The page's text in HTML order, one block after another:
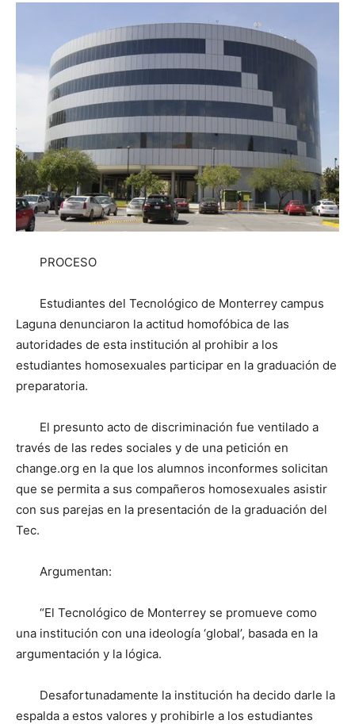
PROCESO
Estudiantes del Tecnológico de Monterrey campus
Laguna denunciaron la actitud homofóbica de las
autoridades de esta institución al prohibir a los
estudiantes homosexuales participar en la graduación de
preparatoria.
El presunto acto de discriminación fue ventilado a
través de las redes sociales y de una petición en
change.org en la que los alumnos inconformes solicitan
que se permita a sus compañeros homosexuales asistir
con sus parejas en la presentación de la graduación del
Tec.
Argumentan:
“El Tecnológico de Monterrey se promueve como
una institución con una ideología ‘global’, basada en la
argumentación y la lógica.
Desafortunadamente la institución ha decido darle la
espalda a estos valores y prohibirle a los estudiantes